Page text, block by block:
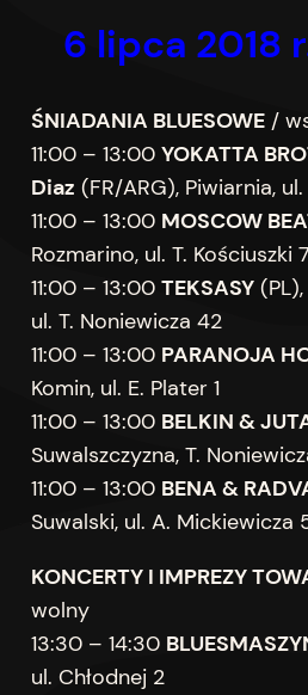
6 lipca 2018
ŚNIADANIA BLUESOWE/
11:00 – 13:00 YOKATTA
Diaz (FR/ARG), Piwiarnia,
11:00 – 13:00 MOSCOW
Rozmarino, ul. T. Kościuszki
11:00 – 13:00 TEKSASY(PL),
ul. T. Noniewicza 42
11:00 – 13:00 PARANOJA
Komin, ul. E. Plater 1
11:00 – 13:00 BELKIN &
Suwalszczyzna, T.
11:00 – 13:00 BENA &
Suwalski, ul. A. Mickiewicza
KONCERTY I IMPREZY
wolny
13:30 – 14:30
ul. Chłodnej 2